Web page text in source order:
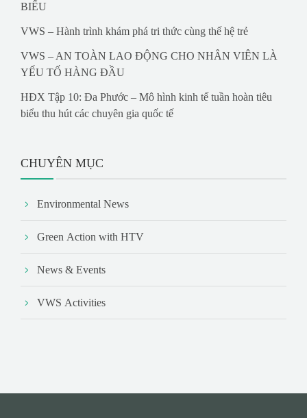
BIỂU
VWS – Hành trình khám phá tri thức cùng thế hệ trẻ
VWS – AN TOÀN LAO ĐỘNG CHO NHÂN VIÊN LÀ
YẾU TỐ HÀNG ĐẦU
HĐX Tập 10: Đa Phước – Mô hình kinh tế tuần hoàn tiêu
biểu thu hút các chuyên gia quốc tế
CHUYÊN MỤC
Environmental News
Green Action with HTV
News & Events
VWS Activities